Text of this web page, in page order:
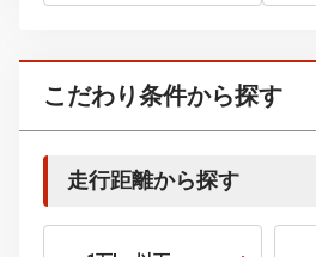
900～1000 万円～
こだわり条件から探す